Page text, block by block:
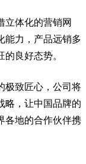
立体化的营销网
能力，产品远销多
良好态势。
极致匠心，公司将
， 让中国品牌的
各地的合作伙伴携